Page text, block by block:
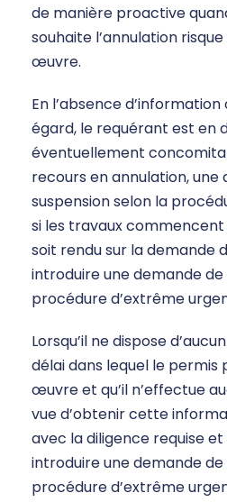
de manière proactive
souhaite l’annulation
œuvre.
En l’absence
égard, le requérant est en
éventuellement
recours en annulation, une
suspension selon la
si les travaux
soit rendu sur la demande
introduire une demande de
procédure d’extrême
Lorsqu’il ne dispose
délai dans lequel le
œuvre et qu’il n’effectue
vue d’obtenir cette
avec la diligence requise
introduire une demande de
procédure d’extrême